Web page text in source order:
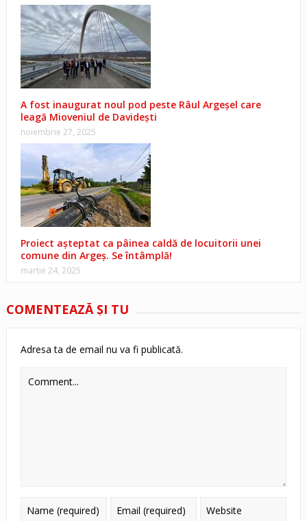
A fost inaugurat noul pod peste Râul Argeșel care
leagă Mioveniul de Davidești
noiembrie 27, 2025
Proiect așteptat ca pâinea caldă de locuitorii unei
comune din Argeș. Se întâmplă!
martie 24, 2025
COMENTEAZĂ ŞI TU
Adresa ta de email nu va fi publicată.